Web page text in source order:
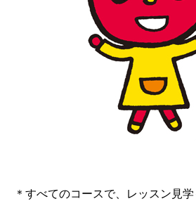
＊すべてのコースで、レッスン見学